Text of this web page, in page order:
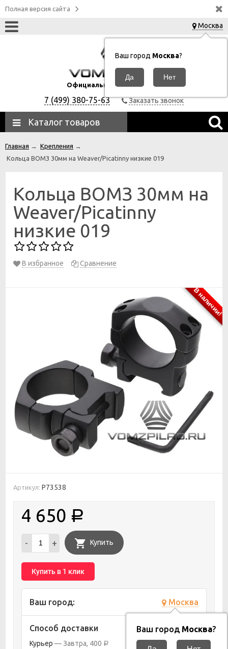
Полная версия сайта
Москва
Ваш город Москва?
Официальный дилер ВОМЗ
7 (499) 380-75-63 Заказать звонок
Каталог товаров
Главная → Крепления →
Кольца ВОМЗ 30мм на Weaver/Picatinny низкие 019
Кольца ВОМЗ 30мм на
Weaver/Picatinny
низкие 019
В избранное Сравнение
В наличии!
Артикул: P73538
4 650 Р
- + Купить
Купить в 1 клик
Ваш город: Москва
Ваш город Москва?
Способ доставки
Курьер Завтра 400 Р